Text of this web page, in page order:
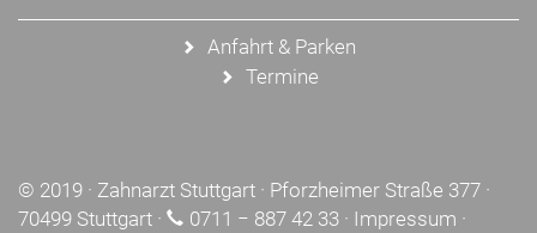
Anfahrt & Parken
Termine
© 2019 · Zahnarzt Stuttgart · Pforzheimer Straße 377 ·
70499 Stuttgart ·
0711 − 887 42 33 · Impressum ·